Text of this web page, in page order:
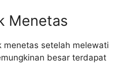
Menetas
menetas setelah melewati
besar terdapat